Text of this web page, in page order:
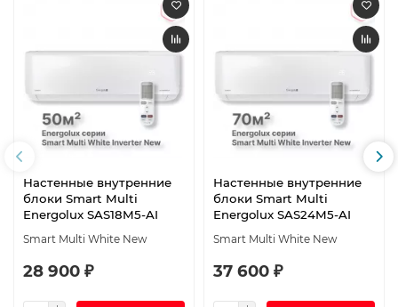
Настенные внутренние
блоки Smart Multi
Energolux SAS18M5-AI
Smart Multi White New
28 900 ₽
Настенные внутренние
блоки Smart Multi
Energolux SAS24M5-AI
Smart Multi White New
37 600 ₽